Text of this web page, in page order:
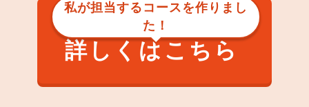
私が担当するコースを作りまし
た！
詳しくはこちら